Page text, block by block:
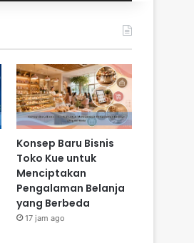
Konsep Baru Bisnis
Toko Kue untuk
Menciptakan
Pengalaman Belanja
yang Berbeda
17 jam ago